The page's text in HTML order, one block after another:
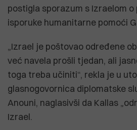
postigla sporazum s Izraelom o
isporuke humanitarne pomoći
„Izrael je poštovao određene
već navela prošli tjedan, ali
toga treba učiniti“, rekla je u
glasnogovornica diplomatske
Anouni, naglasivši da Kallas
Izrael.